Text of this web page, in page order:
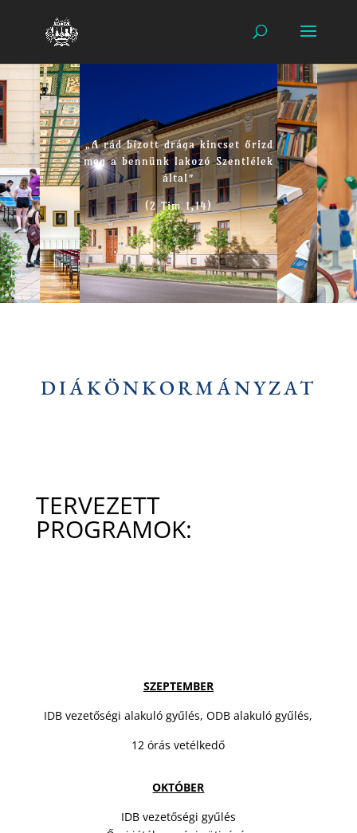
„A rád bízott drága kincset őrizd
meg a bennünk lakozó Szentlélek
által”
(2 Tim 1,14)
DIÁKÖNKORMÁNYZAT
TERVEZETT
PROGRAMOK:
SZEPTEMBER
IDB vezetőségi alakuló gyűlés, ODB alakuló gyűlés,
12 órás vetélkedő
OKTÓBER
IDB vezetőségi gyűlés